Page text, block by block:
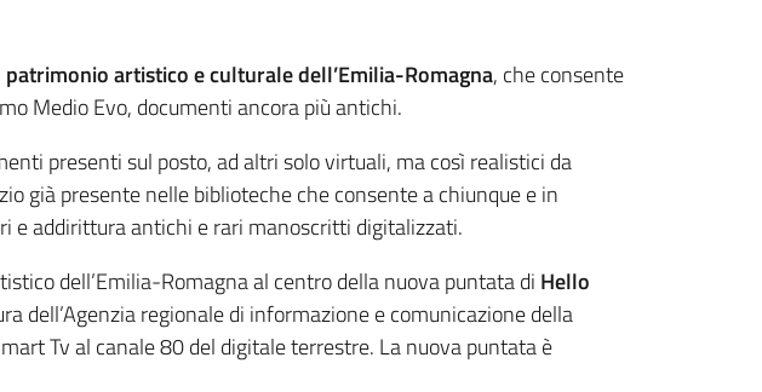
patrimonio artistico e culturale dell’Emilia-Romagna, che consente
Medio Evo, documenti ancora più antichi.
presenti sul posto, ad altri solo virtuali, ma così realistici da
già presente nelle biblioteche che consente a chiunque e in
e addirittura antichi e rari manoscritti digitalizzati.
dell’Emilia-Romagna al centro della nuova puntata di Hello
dell’Agenzia regionale di informazione e comunicazione della
Tv al canale 80 del digitale terrestre. La nuova puntata è